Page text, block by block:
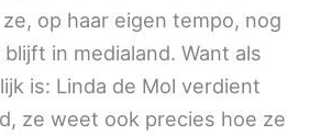
op haar eigen tempo, nog
in medialand. Want als
is: Linda de Mol verdient
ze weet ook precies hoe ze